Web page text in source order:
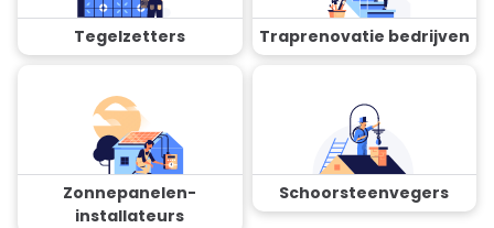
Tegelzetters Traprenovatie bedrijven
Zonnepanelen-
installateurs
Schoorsteenvegers